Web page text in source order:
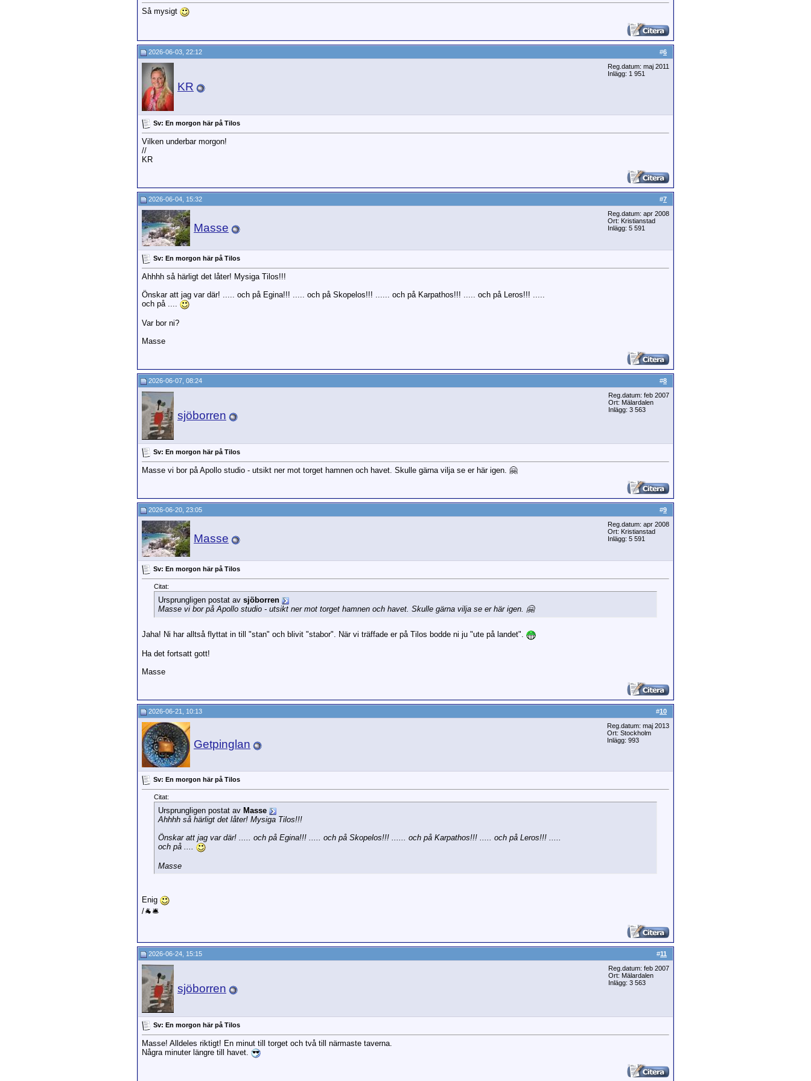
Så mysigt
#6
2026-06-03, 22:12
KR
Reg.datum: maj 2011
Inlägg: 1 951
Sv: En morgon här på Tilos
Vilken underbar morgon!
//
KR
#7
2026-06-04, 15:32
Masse
Reg.datum: apr 2008
Ort: Kristianstad
Inlägg: 5 591
Sv: En morgon här på Tilos
Ahhhh så härligt det låter! Mysiga Tilos!!!
Önskar att jag var där! ..... och på Egina!!! ..... och på Skopelos!!! ...... och på Karpathos!!! ..... och på Leros!!! .....
och på ....
Var bor ni?
Masse
#8
2026-06-07, 08:24
sjöborren
Reg.datum: feb 2007
Ort: Mälardalen
Inlägg: 3 563
Sv: En morgon här på Tilos
Masse vi bor på Apollo studio - utsikt ner mot torget hamnen och havet. Skulle gärna vilja se er här igen. 🤗
#9
2026-06-20, 23:05
Masse
Reg.datum: apr 2008
Ort: Kristianstad
Inlägg: 5 591
Sv: En morgon här på Tilos
Citat:
Ursprungligen postat av sjöborren
Masse vi bor på Apollo studio - utsikt ner mot torget hamnen och havet. Skulle gärna vilja se er här igen. 🤗
Jaha! Ni har alltså flyttat in till "stan" och blivit "stabor". När vi träffade er på Tilos bodde ni ju "ute på landet".
Ha det fortsatt gott!
Masse
#10
2026-06-21, 10:13
Getpinglan
Reg.datum: maj 2013
Ort: Stockholm
Inlägg: 993
Sv: En morgon här på Tilos
Citat:
Ursprungligen postat av Masse
Ahhhh så härligt det låter! Mysiga Tilos!!!
Önskar att jag var där! ..... och på Egina!!! ..... och på Skopelos!!! ...... och på Karpathos!!! ..... och på Leros!!! .....
och på ....
Masse
Enig
/🐐🛎️
#11
2026-06-24, 15:15
sjöborren
Reg.datum: feb 2007
Ort: Mälardalen
Inlägg: 3 563
Sv: En morgon här på Tilos
Masse! Alldeles riktigt! En minut till torget och två till närmaste taverna.
Några minuter längre till havet.